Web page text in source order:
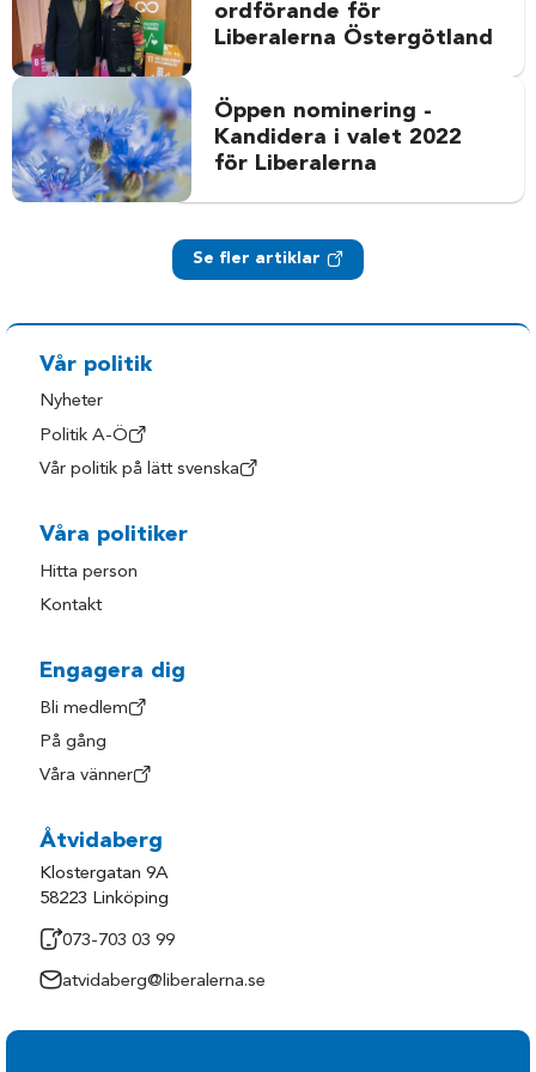
ordförande för
Liberalerna Östergötland
Öppen nominering -
Kandidera i valet 2022
för Liberalerna
Se fler artiklar
Vår politik
Nyheter
Politik A-Ö
Vår politik på lätt svenska
Våra politiker
Hitta person
Kontakt
Engagera dig
Bli medlem
På gång
Våra vänner
Åtvidaberg
Klostergatan 9A
58223 Linköping
073-703 03 99
atvidaberg@liberalerna.se